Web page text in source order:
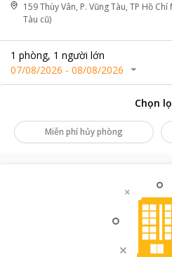
159 Thùy Vân, P. Vũng Tàu, TP Hồ
Tàu cũ)
1 phòng, 1 người lớn
07/08/2026 - 08/08/2026
Chọn
Miễn phí hủy phòng